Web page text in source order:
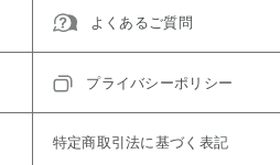
よくあるご質問
プライバシーポリシー
特定商取引法に基づく表記